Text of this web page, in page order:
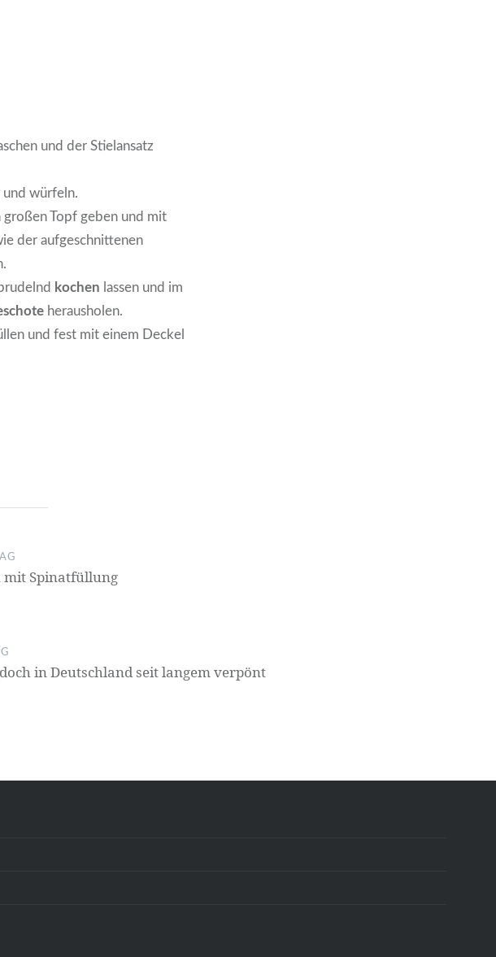
und der Stielansatz
und würfeln.
großen Topf geben und mit
der aufgeschnittenen
kochen lassen und im
herausholen.
und fest mit einem Deckel
mit Spinatfüllung
in Deutschland seit langem verpönt